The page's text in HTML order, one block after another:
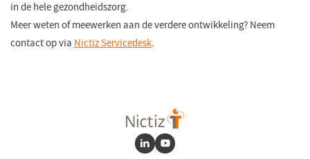
in de hele gezondheidszorg.
Meer weten of meewerken aan de verdere ontwikkeling? Neem
contact op via Nictiz Servicedesk(opent
venster)
.
LinkedInYoutube